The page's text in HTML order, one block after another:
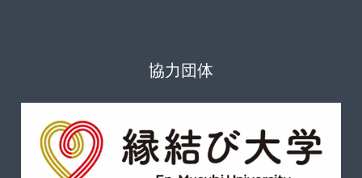
協力団体